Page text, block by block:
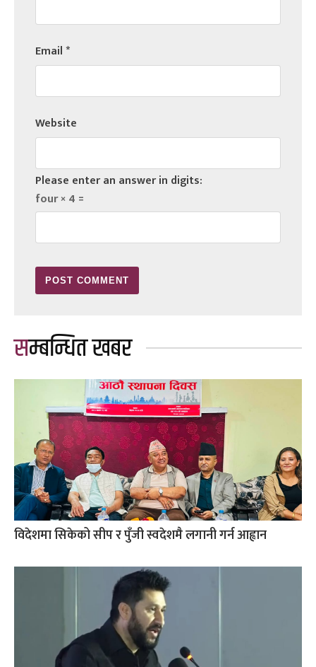
Email*
Website
Please enter an answer in digits:
four × 4 =
सम्बन्धित खबर
विदेशमा सिकेको सीप र पुँजी स्वदेशमै लगानी गर्न आह्वान